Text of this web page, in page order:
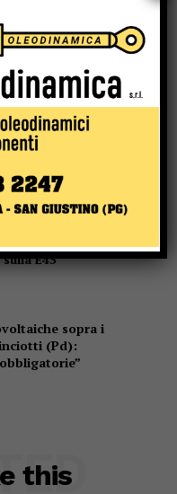
arrestata coppia di
in auto, il figlio di 7
Papa da portare nel
E45
sopra i
(Pd):
this